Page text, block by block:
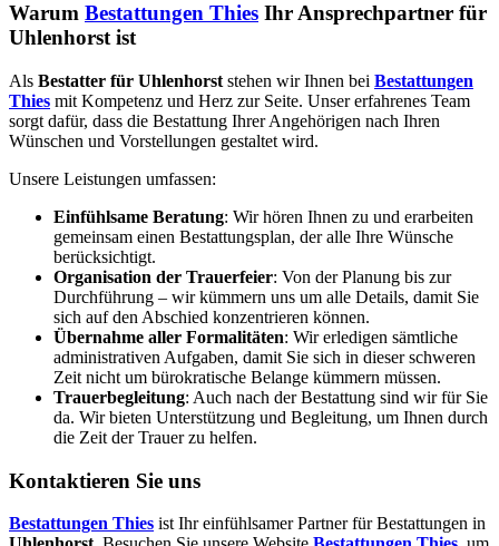
Warum Bestattungen Thies Ihr Ansprechpartner für
Uhlenhorst ist
Als Bestatter für Uhlenhorst stehen wir Ihnen bei Bestattungen
Thies mit Kompetenz und Herz zur Seite. Unser erfahrenes Team
sorgt dafür, dass die Bestattung Ihrer Angehörigen nach Ihren
Wünschen und Vorstellungen gestaltet wird.
Unsere Leistungen umfassen:
Einfühlsame Beratung: Wir hören Ihnen zu und erarbeiten
gemeinsam einen Bestattungsplan, der alle Ihre Wünsche
berücksichtigt.
Organisation der Trauerfeier: Von der Planung bis zur
Durchführung – wir kümmern uns um alle Details, damit Sie
sich auf den Abschied konzentrieren können.
Übernahme aller Formalitäten: Wir erledigen sämtliche
administrativen Aufgaben, damit Sie sich in dieser schweren
Zeit nicht um bürokratische Belange kümmern müssen.
Trauerbegleitung: Auch nach der Bestattung sind wir für Sie
da. Wir bieten Unterstützung und Begleitung, um Ihnen durch
die Zeit der Trauer zu helfen.
Kontaktieren Sie uns
Bestattungen Thies ist Ihr einfühlsamer Partner für Bestattungen in